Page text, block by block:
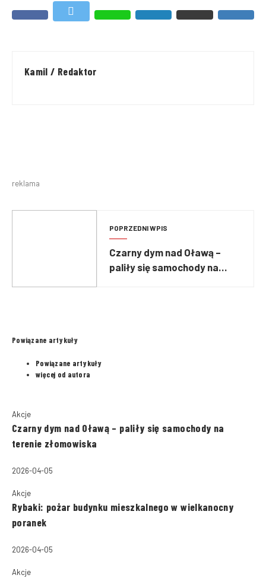
Kamil / Redaktor
reklama
POPRZEDNI WPIS
Czarny dym nad Oławą –
paliły się samochody na
Powiązane artykuły
Powiązane artykuły
więcej od autora
Akcje
Czarny dym nad Oławą – paliły się samochody na
terenie złomowiska
2026-04-05
Akcje
Rybaki: pożar budynku mieszkalnego w wielkanocny
poranek
2026-04-05
Akcje